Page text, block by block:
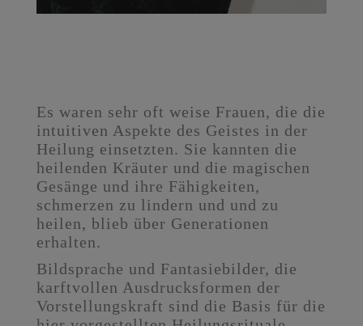
Es waren sehr oft weise Frauen, die die
intuitiven Aspekte des Geistes in der
Heilung einsetzten. Sie kannten die
heilenden Kräuter und die magischen
Gesänge und ihre Fähigkeiten,
schmerzen zu lindern und und zu
heilen, blieb über Generationen
erhalten.
Bildsprache und Fantasiebilder, die
karftvollen Ausdrucksformen der
Vorstellungskraft sind die Basis für die